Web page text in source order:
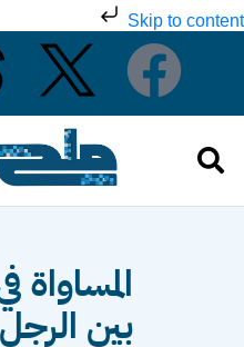
Skip to content
المساواة
بين الرجل